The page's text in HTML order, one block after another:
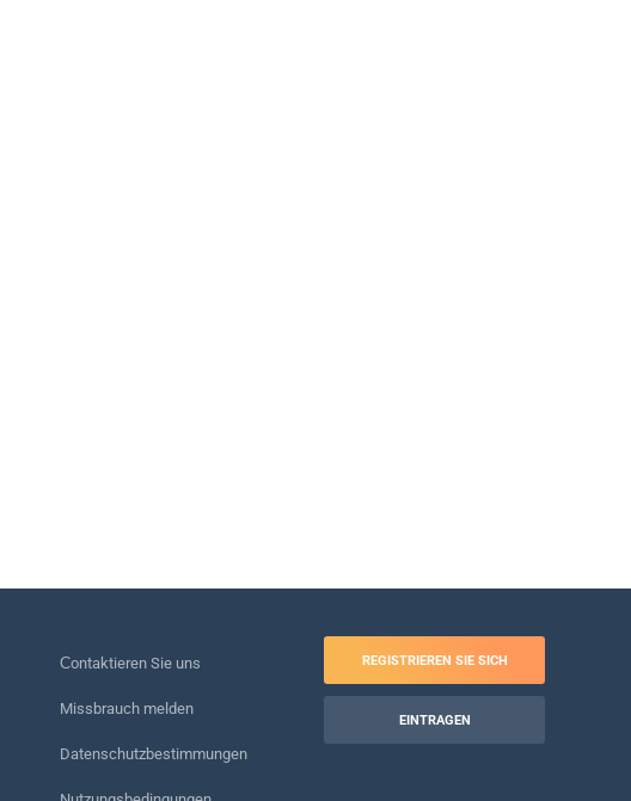
Сontaktieren Sie uns
Missbrauch melden
Datenschutzbestimmungen
REGISTRIEREN SIE SICH
EINTRAGEN